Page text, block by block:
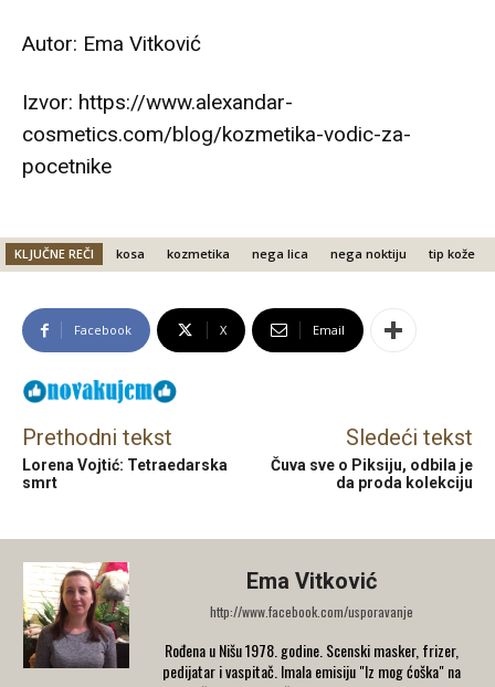
Autor: Ema Vitković
Izvor: https://www.alexandar-
cosmetics.com/blog/kozmetika-vodic-za-
pocetnike
KLJUČNE REČI kosa kozmetika nega lica nega noktiju tip kože
Facebook X Email
Prethodni tekst
Lorena Vojtić: Tetraedarska
smrt
Sledeći tekst
Čuva sve o Piksiju, odbila je
da proda kolekciju
Ema Vitković
http://www.facebook.com/usporavanje
Rođena u Nišu 1978. godine. Scenski masker, frizer,
pedijatar i vaspitač. Imala emisiju "Iz mog ćoška" na